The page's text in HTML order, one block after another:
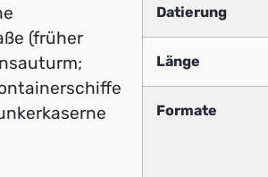
(früher
Datierung
Länge
Formate